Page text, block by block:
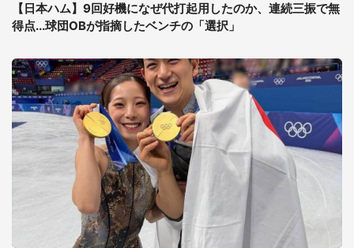
【日本ハム】9回好機になぜ代打起用したのか、連続三振で無
得点...球団OBが指摘したベンチの「選択」